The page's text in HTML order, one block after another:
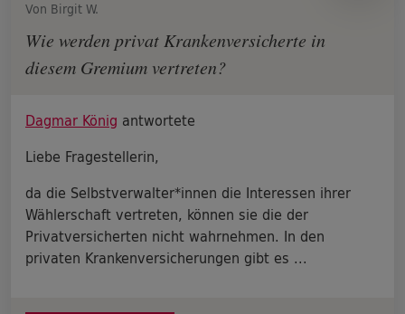
Von Birgit W.
Wie werden privat Krankenversicherte in
diesem Gremium vertreten?
Dagmar König antwortete
Liebe Fragestellerin,
da die Selbstverwalter*innen die Interessen ihrer
Wählerschaft vertreten, können sie die der
Privatversicherten nicht wahrnehmen. In den
privaten Krankenversicherungen gibt es ...